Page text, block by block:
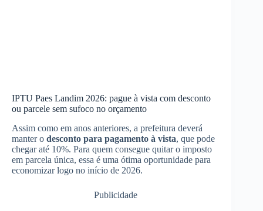
IPTU Paes Landim 2026: pague à vista com desconto
ou parcele sem sufoco no orçamento
Assim como em anos anteriores, a prefeitura deverá
manter o desconto para pagamento à vista, que pode
chegar até 10%. Para quem consegue quitar o imposto
em parcela única, essa é uma ótima oportunidade para
economizar logo no início de 2026.
Publicidade